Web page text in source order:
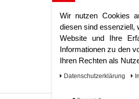
Wir nutzen Cookies
diesen sind essenziell,
Website und Ihre
Informationen zu den
Ihren Rechten als
Daten­schutz­erklärung